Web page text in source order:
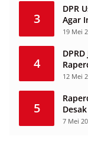
3
DPR
Agar
19 Mei
4
12 Mei
5
7 Mei